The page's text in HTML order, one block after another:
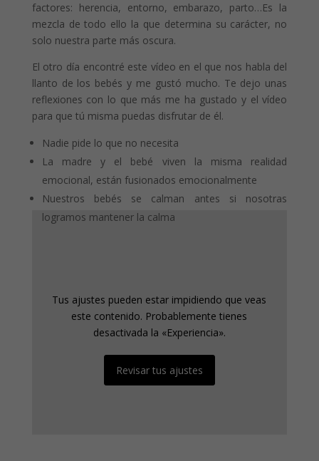
factores: herencia, entorno, embarazo, parto…Es la
mezcla de todo ello la que determina su carácter, no
solo nuestra parte más oscura.
El otro día encontré este vídeo en el que nos habla del
llanto de los bebés y me gustó mucho. Te dejo unas
reflexiones con lo que más me ha gustado y el vídeo
para que tú misma puedas disfrutar de él.
Nadie pide lo que no necesita
La madre y el bebé viven la misma realidad
emocional, están fusionados emocionalmente
Nuestros bebés se calman antes si nosotras
logramos mantener la calma
Tus ajustes pueden estar impidiendo que veas
este contenido. Probablemente tienes
desactivada la «Experiencia».
Revisar tus ajustes
este contenido. Probablemente tienes
desactivada la «Experiencia».
Revisar tus ajustes